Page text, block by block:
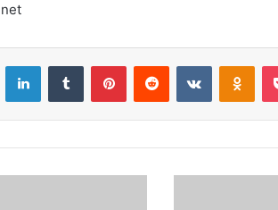
LinkedInTumblr PinterestReddit VKontakte